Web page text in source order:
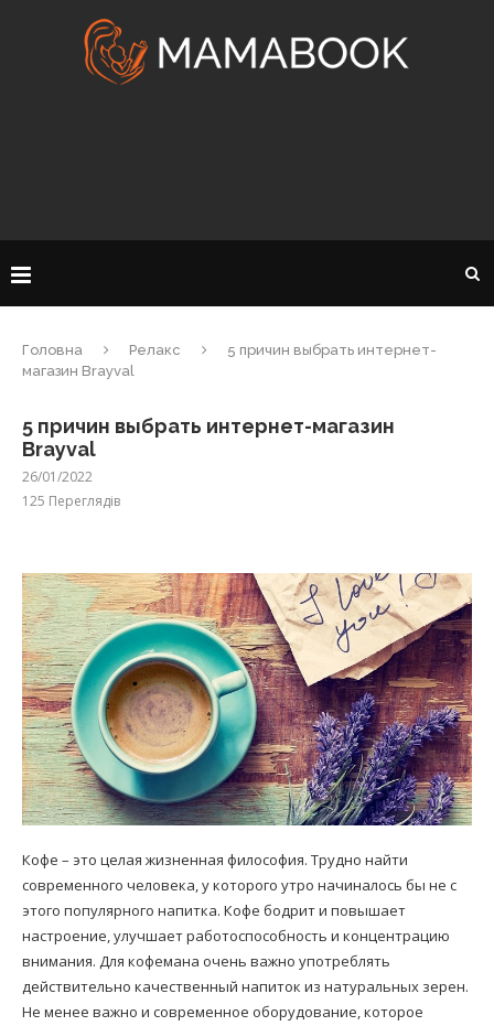
Головна Релакс
5 причин выбрать интернет-
магазин Brayval
5 причин выбрать интернет-магазин
Brayval
26/01/2022
125 Переглядів
Кофе – это целая жизненная философия. Трудно найти
современного человека, у которого утро начиналось бы не с
этого популярного напитка. Кофе бодрит и повышает
настроение, улучшает работоспособность и концентрацию
внимания. Для кофемана очень важно употреблять
действительно качественный напиток из натуральных зерен.
Не менее важно и современное оборудование, которое